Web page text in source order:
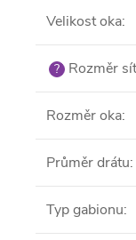
Velikost oka:
? Rozměr
Rozměr oka:
Průměr drátu:
Typ gabionu: